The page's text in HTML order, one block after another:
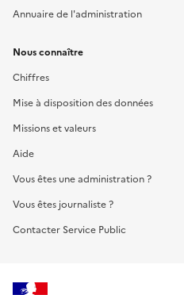
Annuaire de l'administration
Nous connaître
Chiffres
Mise à disposition des données
Missions et valeurs
Aide
Vous êtes une administration ?
Vous êtes journaliste ?
Contacter Service Public